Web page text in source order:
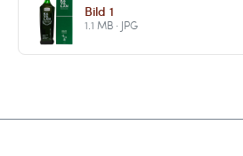
Bild 1
1.1 MB · JPG